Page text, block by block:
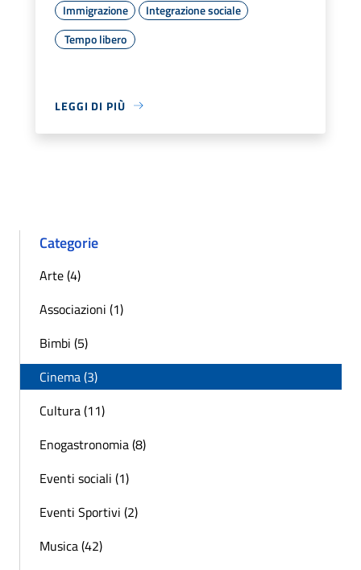
Immigrazione
Integrazione sociale
Tempo libero
LEGGI DI PIÙ
Categorie
Arte (4)
Associazioni (1)
Bimbi (5)
Cinema (3)
Cultura (11)
Enogastronomia (8)
Eventi sociali (1)
Eventi Sportivi (2)
Musica (42)